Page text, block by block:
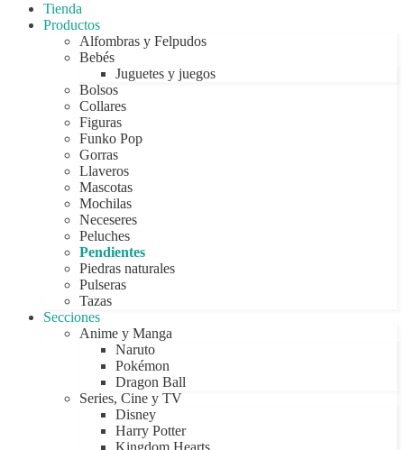
Tienda
Productos
Alfombras y Felpudos
Bebés
Juguetes y juegos
Bolsos
Collares
Figuras
Funko Pop
Gorras
Llaveros
Mascotas
Mochilas
Neceseres
Peluches
Pendientes
Piedras naturales
Pulseras
Tazas
Secciones
Anime y Manga
Naruto
Pokémon
Dragon Ball
Series, Cine y TV
Disney
Harry Potter
Kingdom Hearts